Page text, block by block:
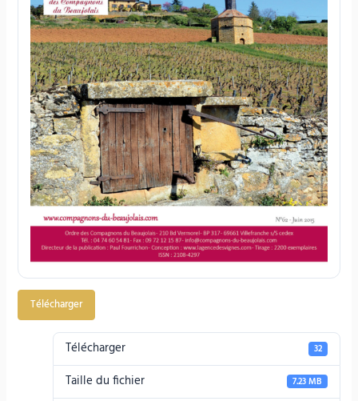
Télécharger
Télécharger 32
Taille du fichier 7.23 MB